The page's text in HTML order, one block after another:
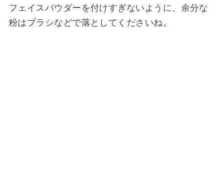
フェイスパウダーを付けすぎないように、余分な
粉はブラシなどで落としてくださいね。